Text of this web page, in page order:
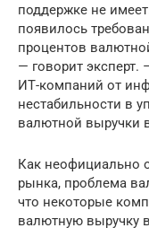
поддержке не
появилось
процентов
— говорит эксперт.
ИТ-компаний от
нестабильности в
валютной выручки
Как неофициально
рынка, проблема
что некоторые
валютную выручку